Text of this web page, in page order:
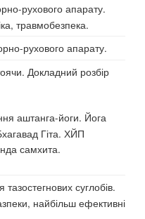
рухового апарату.
травмобезпека.
рухового апарату.
Докладний розбір
аштанга-йоги. Йога
Гіта. ХЙП
самхита.
тазостегнових суглобів.
найбільш ефективні